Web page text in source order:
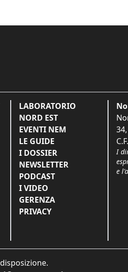
LABORATORIO
NORD EST
EVENTI NEM
LE GUIDE
I DOSSIER
NEWSLETTER
PODCAST
I VIDEO
GERENZA
PRIVACY
I
e